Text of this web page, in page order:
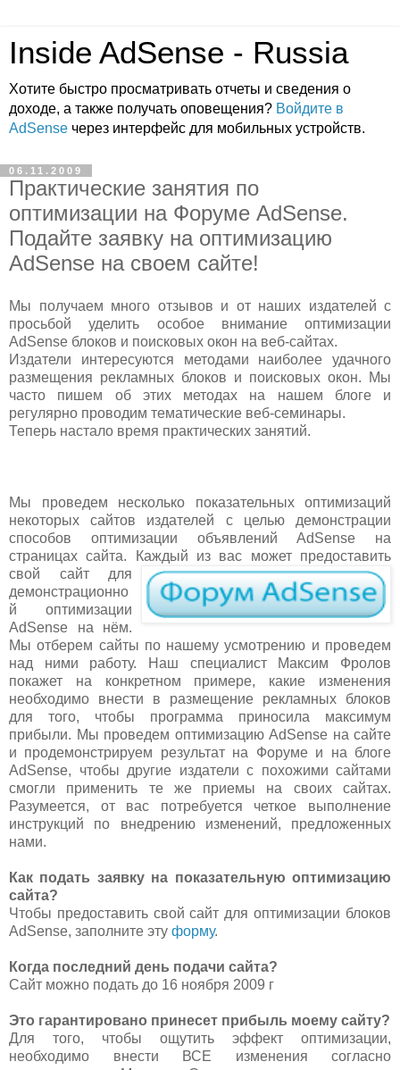
Inside AdSense - Russia
Хотите быстро просматривать отчеты и сведения о
доходе, а также получать оповещения? Войдите в
AdSense через интерфейс для мобильных устройств.
06.11.2009
Практические занятия по
оптимизации на Форуме AdSense.
Подайте заявку на оптимизацию
AdSense на своем сайте!
Мы получаем много отзывов и от наших издателей с
просьбой уделить особое внимание оптимизации
AdSense блоков и поисковых окон на веб-сайтах.
Издатели интересуются методами наиболее удачного
размещения рекламных блоков и поисковых окон. Мы
часто пишем об этих методах на нашем блоге и
регулярно проводим тематические веб-семинары.
Теперь настало время практических занятий.
Мы проведем несколько показательных оптимизаций
некоторых сайтов издателей с целью демонстрации
способов оптимизации объявлений AdSense на
страницах сайта. Каждый из вас может предоставить
свой сайт для
демонстрационно
й оптимизации
AdSense на нём.
Мы отберем сайты по нашему усмотрению и проведем
над ними работу. Наш специалист Максим Фролов
покажет на конкретном примере, какие изменения
необходимо внести в размещение рекламных блоков
для того, чтобы программа приносила максимум
прибыли. Мы проведем оптимизацию AdSense на сайте
и продемонстрируем результат на Форуме и на блоге
AdSense, чтобы другие издатели с похожими сайтами
смогли применить те же приемы на своих сайтах.
Разумеется, от вас потребуется четкое выполнение
инструкций по внедрению изменений, предложенных
нами.
Как подать заявку на показательную оптимизацию
сайта?
Чтобы предоставить свой сайт для оптимизации блоков
AdSense, заполните эту форму.
Когда последний день подачи сайта?
Сайт можно подать до 16 ноября 2009 г
Это гарантировано принесет прибыль моему сайту?
Для того, чтобы ощутить эффект оптимизации,
необходимо внести ВСЕ изменения согласно